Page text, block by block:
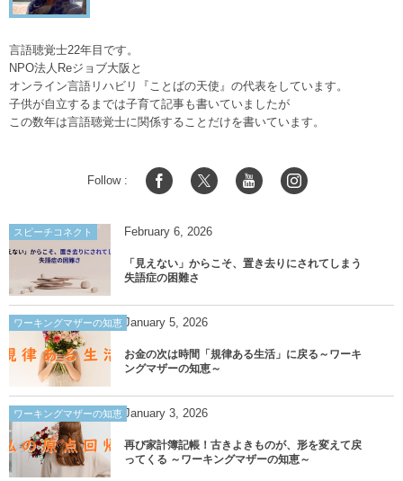
言語聴覚士22年目です。
NPO法人Reジョブ大阪と
オンライン言語リハビリ『ことばの天使』の代表をしています。
子供が自立するまでは子育て記事も書いていましたが
この数年は言語聴覚士に関係することだけを書いています。
Follow :
スピーチコネクト February 6 2026
「見えない」からこそ、置き去りにされてしまう
失語症の困難さ
ワーキングマザーの知恵 January 5 2026
お金の次は時間「規律ある生活」に戻る～ワーキ
ングマザーの知恵～
ワーキングマザーの知恵 January 3 2026
再び家計簿記帳！古きよきものが、形を変えて戻
ってくる ～ワーキングマザーの知恵～